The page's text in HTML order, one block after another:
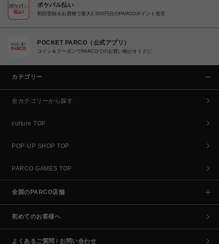
ポケパル払い
初回登録＆お買物で最大1,500円分のPARCOポイント進呈
POCKET PARCO（公式アプリ）
コイン＆クーポンでPARCOでのお買い物がオトクに
カテゴリー
全カテゴリーから探す
culture TOP
POP-UP SHOP TOP
PARCO GAMES TOP
全国のPARCO店舗
初めてのお客様へ
よくあるご質問 / お問い合わせ